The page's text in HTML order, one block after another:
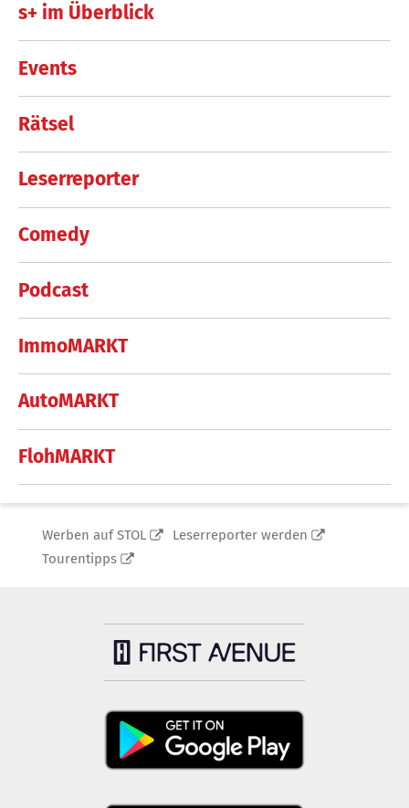
s+ im Überblick
Events
Rätsel
Leserreporter
Comedy
Podcast
ImmoMARKT
AutoMARKT
FlohMARKT
Werben auf STOL
Leserreporter werden
Tourentipps